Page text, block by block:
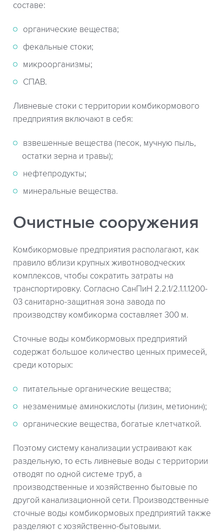
составе:
органические вещества;
фекальные стоки;
микроорганизмы;
СПАВ.
Ливневые стоки с территории комбикормового
предприятия включают в себя:
взвешенные вещества (песок, мучную пыль,
остатки зерна и травы);
нефтепродукты;
минеральные вещества.
Очистные сооружения
Комбикормовые предприятия располагают, как
правило вблизи крупных животноводческих
комплексов, чтобы сократить затраты на
транспортировку. Согласно СанПиН 2.2.1/2.1.1.1200-
03 санитарно-защитная зона завода по
производству комбикорма составляет 300 м.
Сточные воды комбикормовых предприятий
содержат большое количество ценных примесей,
среди которых:
питательные органические вещества;
незаменимые аминокислоты (лизин, метионин);
органические вещества, богатые клетчаткой.
Поэтому систему канализации устраивают как
раздельную, то есть ливневые воды с территории
отводят по одной системе труб, а
производственные и хозяйственно бытовые по
другой канализационной сети. Производственные
сточные воды комбикормовых предприятий также
разделяют с хозяйственно-бытовыми.